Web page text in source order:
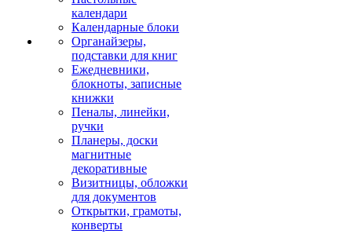
календари
Календарные блоки
Органайзеры,
подставки для книг
Ежедневники,
блокноты, записные
книжки
Пеналы, линейки,
ручки
Планеры, доски
магнитные
декоративные
Визитницы, обложки
для документов
Открытки, грамоты,
конверты